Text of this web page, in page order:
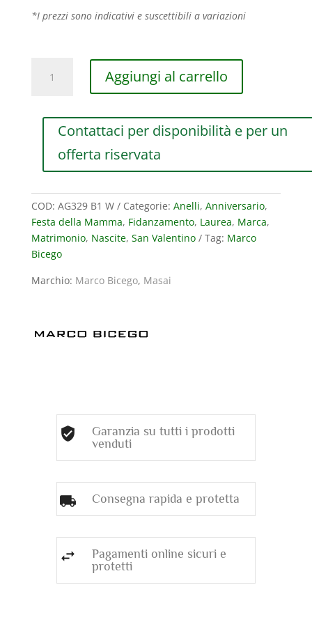
*I prezzi sono indicativi e suscettibili a variazioni
MARCO
BIANCO
DIAMANTI
(ct.0,39)
quantità
Aggiungi al carrello
Contattaci per disponibilità e per un
offerta riservata
COD: AG329 B1 W Categorie: Anelli, Anniversario,
Festa della Mamma, Fidanzamento, Laurea, Marca,
Matrimonio, Nascite, San Valentino Tag: Marco
Bicego
Marchio: Marco Bicego, Masai
Garanzia su tutti i prodotti
venduti
Consegna rapida e protetta
Pagamenti online sicuri e
protetti